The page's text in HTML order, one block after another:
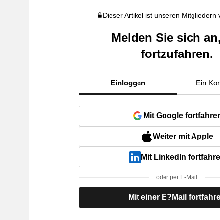
Dieser Artikel ist unseren Mitgliedern
Melden Sie sich
fortzufahren.
Einloggen Ein
Mit Google
Weiter mit Apple
Mit LinkedIn
oder per E-Mail
Mit einer E?Mail